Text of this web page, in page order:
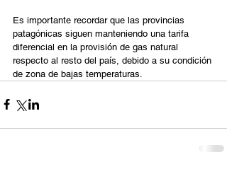
Es importante recordar que las provincias
patagónicas siguen manteniendo una tarifa
diferencial en la provisión de gas natural
respecto al resto del país, debido a su condición
de zona de bajas temperaturas.